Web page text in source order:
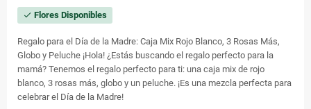
check Flores Disponibles
Regalo para el Día de la Madre: Caja Mix Rojo Blanco, 3 Rosas Más,
Globo y Peluche ¡Hola! ¿Estás buscando el regalo perfecto para la
mamá? Tenemos el regalo perfecto para ti: una caja mix de rojo
blanco, 3 rosas más, globo y un peluche. ¡Es una mezcla perfecta para
celebrar el Día de la Madre!